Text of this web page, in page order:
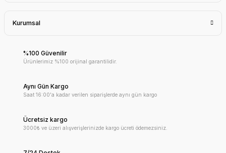
Kurumsal
%100 Güvenilir
Ürünlerimiz %100 orijinal garantilidir.
Aynı Gün Kargo
Saat 16:00'a kadar verilen siparişlerde aynı gün kargo
Ücretsiz kargo
3000₺ ve üzeri alışverişlerinizde kargo ücreti ödemezsiniz.